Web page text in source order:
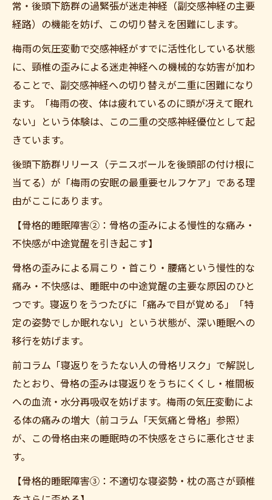
常・後頭下筋群の過緊張が迷走神経（副交感神経の主要
経路）の機能を妨げ、この切り替えを困難にします。
梅雨の気圧変動で交感神経がすでに活性化している状態
に、頸椎の歪みによる迷走神経への機械的な妨害が加わ
ることで、副交感神経への切り替えが二重に困難になり
ます。「梅雨の夜、体は疲れているのに頭が冴えて眠れ
ない」という体験は、この二重の交感神経優位として起
きています。
後頭下筋群リリース（テニスボールを後頭部の付け根に
当てる）が「梅雨の安眠の最重要セルフケア」である理
由がここにあります。
【骨格的睡眠障害②：骨格の歪みによる慢性的な痛み・
不快感が中途覚醒を引き起こす】
骨格の歪みによる肩こり・首こり・腰痛という慢性的な
痛み・不快感は、睡眠中の中途覚醒の主要な原因のひと
つです。寝返りをうつたびに「痛みで目が覚める」「特
定の姿勢でしか眠れない」という状態が、深い睡眠への
移行を妨げます。
前コラム「寝返りをうたない人の骨格リスク」で解説し
たとおり、骨格の歪みは寝返りをうちにくくし・椎間板
への血流・水分再吸収を妨げます。梅雨の気圧変動によ
る体の痛みの増大（前コラム「天気痛と骨格」参照）
が、この骨格由来の睡眠時の不快感をさらに悪化させま
す。
【骨格的睡眠障害③：不適切な寝姿勢・枕の高さが頸椎